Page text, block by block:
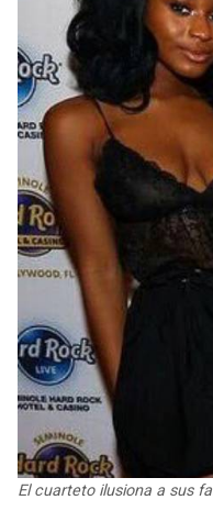
El cuarteto ilusiona a sus